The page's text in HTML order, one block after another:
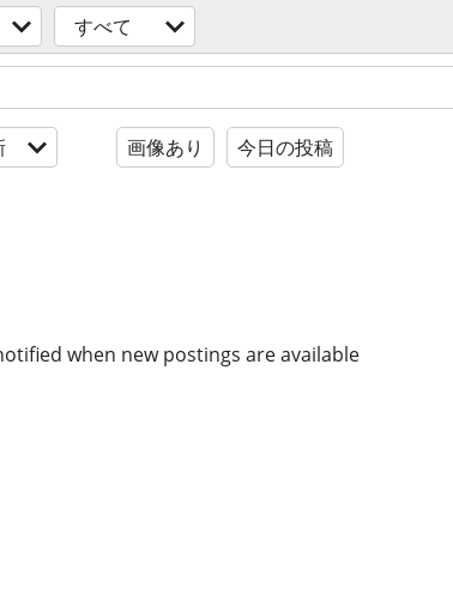
すべて
画像あり 今日の投稿
when new postings are available